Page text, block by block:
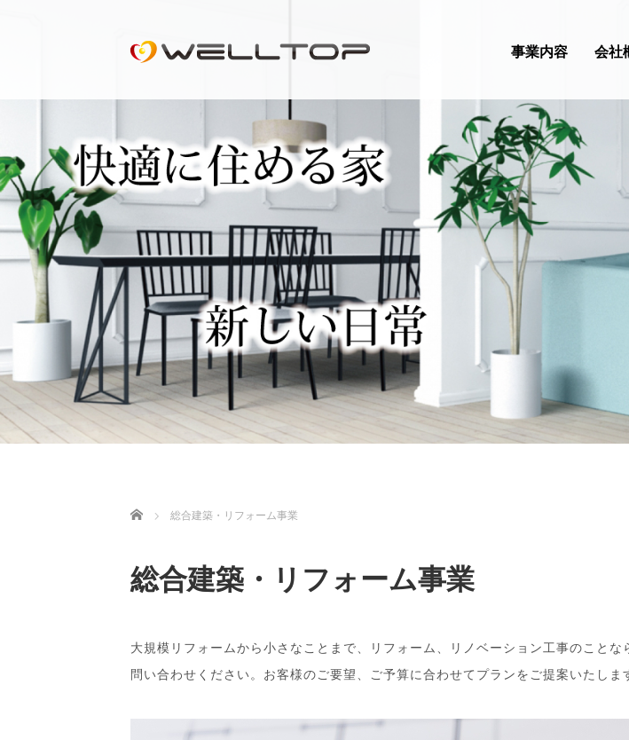
事業内容 会社
ホーム 総合建築・リフォーム事業
総合建築・リフォーム事業
大規模リフォームから小さなことまで、リフォーム、リノベーション工事のこと
問い合わせください。お客様のご要望、ご予算に合わせてプランをご提案いたしま